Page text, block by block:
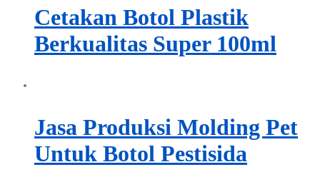
Cetakan Botol Plastik
Berkualitas Super 100ml
Jasa Produksi Molding Pet
Untuk Botol Pestisida